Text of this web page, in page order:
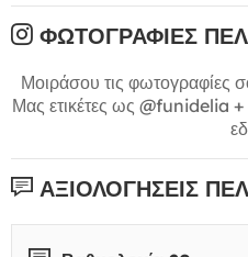
ΦΩΤΟΓΡΑΦΊΕΣ
Μοιράσου τις φωτογραφίες
Μας ετικέτες ως @funidelia +
ΑΞΙΟΛΟΓΉΣΕΙΣ